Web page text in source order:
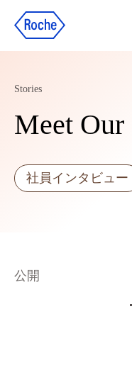
Stories
Meet Our
社員インタビュー
公開